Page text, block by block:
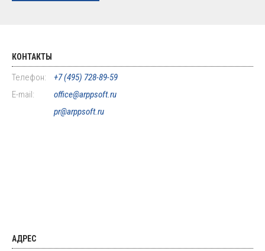
КОНТАКТЫ
Телефон:
+7 (495) 728-89-59
E-mail:
office@arppsoft.ru
pr@arppsoft.ru
АДРЕС